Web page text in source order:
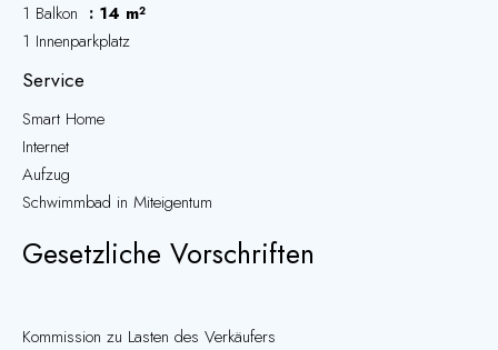
1 Balkon
14 m²
1 Innenparkplatz
Service
Smart Home
Internet
Aufzug
Schwimmbad in Miteigentum
Gesetzliche Vorschriften
Kommission zu Lasten des Verkäufers